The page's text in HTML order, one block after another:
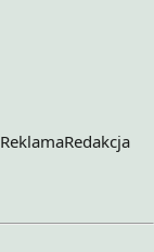
ReklamaRedakcja